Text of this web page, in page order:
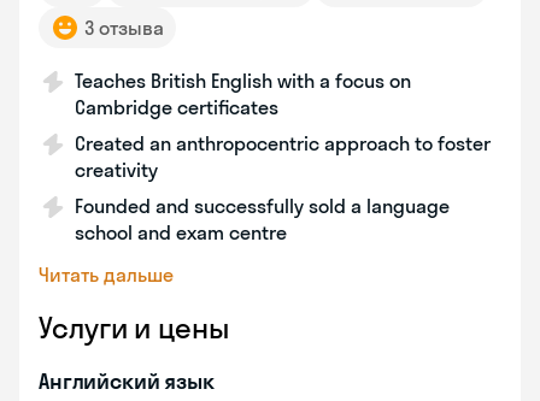
3 отзыва
Teaches British English with a focus on
Cambridge certificates
Created an anthropocentric approach to foster
creativity
Founded and successfully sold a language
school and exam centre
Читать дальше
Услуги и цены
Английский язык